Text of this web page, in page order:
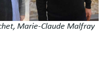
Marie-Claude Malfray